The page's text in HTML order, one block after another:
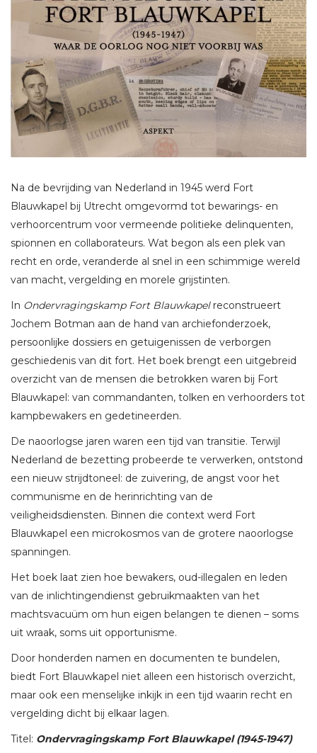
Na de bevrijding van Nederland in 1945 werd Fort
Blauwkapel bij Utrecht omgevormd tot bewarings- en
verhoorcentrum voor vermeende politieke delinquenten,
spionnen en collaborateurs. Wat begon als een plek van
recht en orde, veranderde al snel in een schimmige wereld
van macht, vergelding en morele grijstinten.
In Ondervragingskamp Fort Blauwkapelreconstrueert
Jochem Botman aan de hand van archiefonderzoek,
persoonlijke dossiers en getuigenissen de verborgen
geschiedenis van dit fort. Het boek brengt een uitgebreid
overzicht van de mensen die betrokken waren bij Fort
Blauwkapel: van commandanten, tolken en verhoorders tot
kampbewakers en gedetineerden.
De naoorlogse jaren waren een tijd van transitie. Terwijl
Nederland de bezetting probeerde te verwerken, ontstond
een nieuw strijdtoneel: de zuivering, de angst voor het
communisme en de herinrichting van de
veiligheidsdiensten. Binnen die context werd Fort
Blauwkapel een microkosmos van de grotere naoorlogse
spanningen.
Het boek laat zien hoe bewakers, oud-illegalen en leden
van de inlichtingendienst gebruikmaakten van het
machtsvacuüm om hun eigen belangen te dienen – soms
uit wraak, soms uit opportunisme.
Door honderden namen en documenten te bundelen,
biedt Fort Blauwkapel niet alleen een historisch overzicht,
maar ook een menselijke inkijk in een tijd waarin recht en
vergelding dicht bij elkaar lagen.
Titel: Ondervragingskamp Fort Blauwkapel (1945-1947)